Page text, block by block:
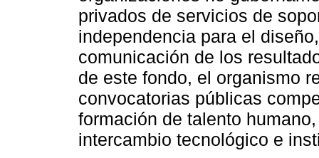
privados de servicios de
independencia para el
comunicación de los
de este fondo, el organismo
convocatorias públicas
formación de talento
intercambio tecnológico e